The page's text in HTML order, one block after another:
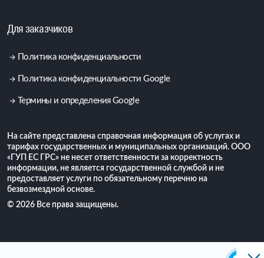
Для заказчиков
Политика конфиденциальности
Политика конфиденциальности Google
Термины и определения Google
На сайте представлена справочная информация об услугах и
тарифах государственных и муниципальных организаций. ООО
«ГУП ЕС ГРС» не несет ответственности за корректность
информации, не является государственной службой и не
предоставляет услуги по обязательному перечню на
безвозмездной основе.
© 2026 Все права защищены.